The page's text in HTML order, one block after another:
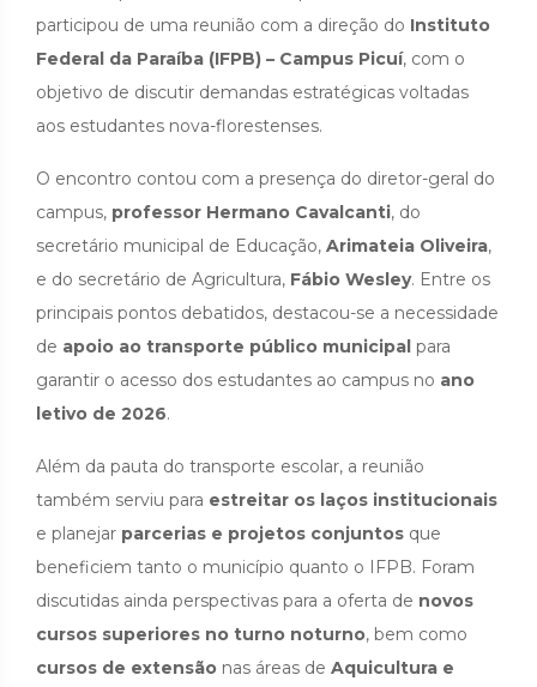
participou de uma reunião com a direção do Instituto
Federal da Paraíba (IFPB) – Campus Picuí, com o
objetivo de discutir demandas estratégicas voltadas
aos estudantes nova-florestenses.
O encontro contou com a presença do diretor-geral do
campus, professor Hermano Cavalcanti, do
secretário municipal de Educação, Arimateia Oliveira,
e do secretário de Agricultura, Fábio Wesley. Entre os
principais pontos debatidos, destacou-se a necessidade
de apoio ao transporte público municipal para
garantir o acesso dos estudantes ao campus no ano
letivo de 2026.
Além da pauta do transporte escolar, a reunião
também serviu para estreitar os laços institucionais
e planejar parcerias e projetos conjuntos que
beneficiem tanto o município quanto o IFPB. Foram
discutidas ainda perspectivas para a oferta de novos
cursos superiores no turno noturno, bem como
cursos de extensão nas áreas de Aquicultura e